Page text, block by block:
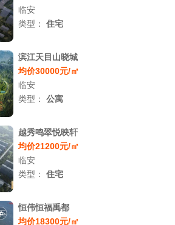
临安
类型：住宅
滨江天目山晓城
均价30000元/㎡
临安
类型：公寓
越秀鸣翠悦映轩
均价21200元/㎡
临安
类型：住宅
恒伟恒福禹都
均价18300元/㎡